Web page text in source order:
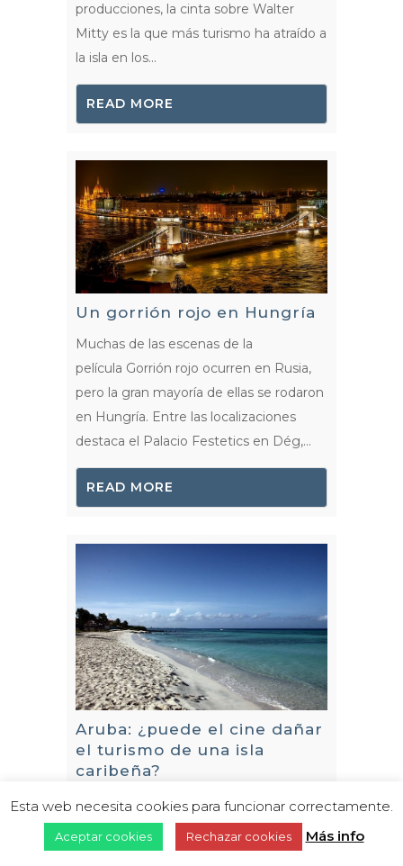
producciones, la cinta sobre Walter
Mitty es la que más turismo ha atraído a
la isla en los...
READ MORE
Un gorrión rojo en Hungría
Muchas de las escenas de la
película Gorrión rojo ocurren en Rusia,
pero la gran mayoría de ellas se rodaron
en Hungría. Entre las localizaciones
destaca el Palacio Festetics en Dég,...
READ MORE
Aruba: ¿puede el cine dañar
el turismo de una isla
caribeña?
La estadounidense Natalee Holloway
desapareció el 30 de mayo de 2005 en
Aruba. En 2009, la historia llegó al cine
Esta web necesita cookies para funcionar correctamente.
Aceptar cookies Rechazar cookies Más info